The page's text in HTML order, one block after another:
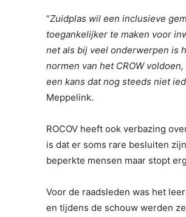
“Zuidplas wil een inclusieve
toegankelijker te maken voor
net als bij veel onderwerpen is
normen van het CROW
een kans dat nog steeds niet
Meppelink.
ROCOV heeft ook verbazing
is dat er soms rare besluiten
beperkte mensen maar stopt
Voor de raadsleden was het
en tijdens de schouw werden